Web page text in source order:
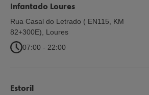
Infantado Loures
Rua Casal do Letrado ( EN115, KM
82+300E)
Loures
07:00 - 22:00
Estoril